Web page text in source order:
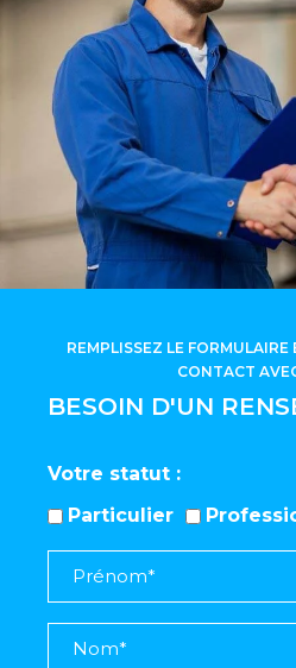
BESOIN D'UN
REMPLISSEZ LE
CONTACT
Votre statut
Particulier